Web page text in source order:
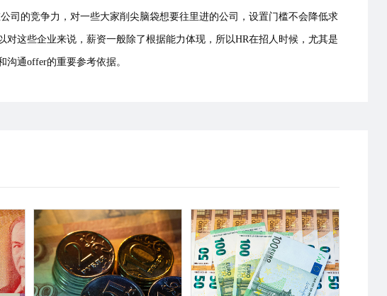
司的竞争力，对一些大家削尖脑袋想要往里进的公司，设置门槛不会降低求
这些企业来说，薪资一般除了根据能力体现，所以HR在招人时候，尤其是
通offer的重要参考依据。